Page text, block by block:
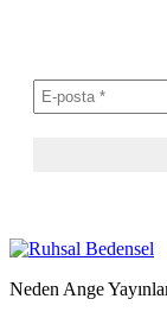
Neden Ange